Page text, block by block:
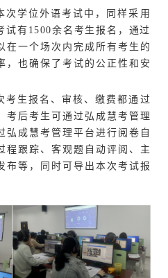
学位外语考试中，同样采用
试有1500余名考生报名，通过
在一个场次内完成所有考生的
，也确保了考试的公正性和安
生报名、审核、缴费都通过
考后考生可通过弘成慧考管理
弘成慧考管理平台进行阅卷自
程跟踪、客观题自动评阅、主
布等，同时可导出本次考试报